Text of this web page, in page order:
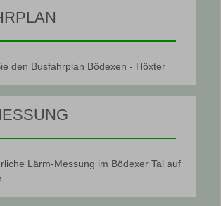
den Busfahrplan Bödexen - Höxter
Lärm-Messung im Bödexer Tal auf